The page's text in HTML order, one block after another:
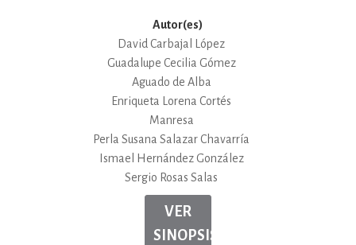
Autor(es)
David Carbajal López
Guadalupe Cecilia Gómez
Aguado de Alba
Enriqueta Lorena Cortés
Manresa
Perla Susana Salazar Chavarría
Ismael Hernández González
Sergio Rosas Salas
VER
SINOPSIS